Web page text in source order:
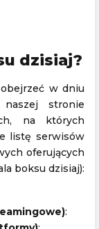
dzisiaj?
w dniu
stronie
na których
listę serwisów
oferujących
boksu dzisiaj):
: